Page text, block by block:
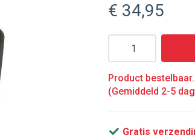
€ 34,95
Aantal
Product
(Gemiddeld 2-5
Gratis